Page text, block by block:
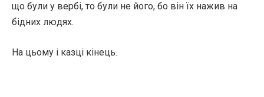
що були у вербі, то були не його, бо він їх нажив на
бідних людях.
На цьому і казці кінець.